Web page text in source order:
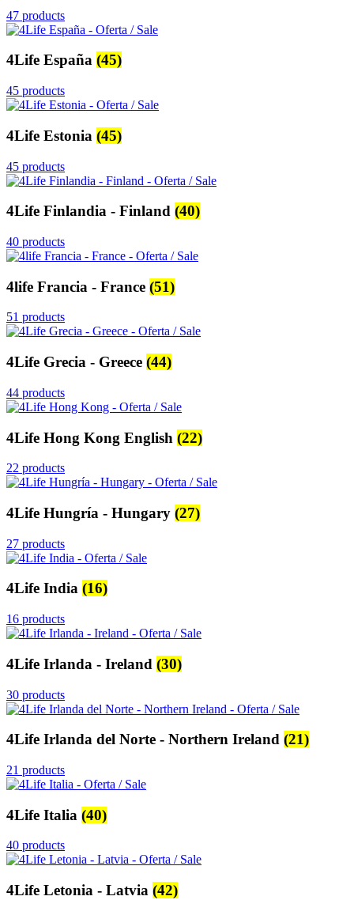
47 products
4Life España (45)
45 products
4Life Estonia (45)
45 products
4Life Finlandia - Finland (40)
40 products
4life Francia - France (51)
51 products
4Life Grecia - Greece (44)
44 products
4Life Hong Kong English (22)
22 products
4Life Hungría - Hungary (27)
27 products
4Life India (16)
16 products
4Life Irlanda - Ireland (30)
30 products
4Life Irlanda del Norte - Northern Ireland (21)
21 products
4Life Italia (40)
40 products
4Life Letonia - Latvia (42)